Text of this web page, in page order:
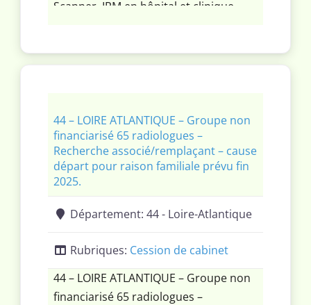
Scanner, IRM en hôpital et clinique.
44 – LOIRE ATLANTIQUE – Groupe non
financiarisé 65 radiologues –
Recherche associé/remplaçant – cause
départ pour raison familiale prévu fin
2025.
Département: 44 - Loire-Atlantique
Rubriques: Cession de cabinet
44 – LOIRE ATLANTIQUE – Groupe non
financiarisé 65 radiologues –